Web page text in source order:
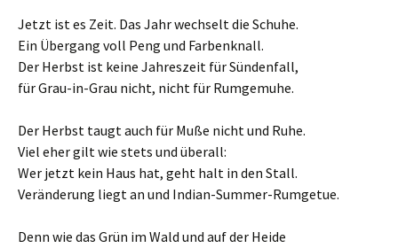
Jetzt ist es Zeit. Das Jahr wechselt die Schuhe.
Ein Übergang voll Peng und Farbenknall.
Der Herbst ist keine Jahreszeit für Sündenfall,
für Grau-in-Grau nicht, nicht für Rumgemuhe.
Der Herbst taugt auch für Muße nicht und Ruhe.
Viel eher gilt wie stets und überall:
Wer jetzt kein Haus hat, geht halt in den Stall.
Veränderung liegt an und Indian-Summer-Rumgetue.
Denn wie das Grün im Wald und auf der Heide